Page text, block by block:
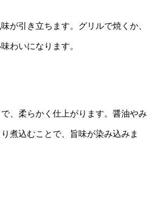
が引き立ちます。グリルで焼くか、
わいになります。
、柔らかく仕上がります。醤油やみ
煮込むことで、旨味が染み込みま